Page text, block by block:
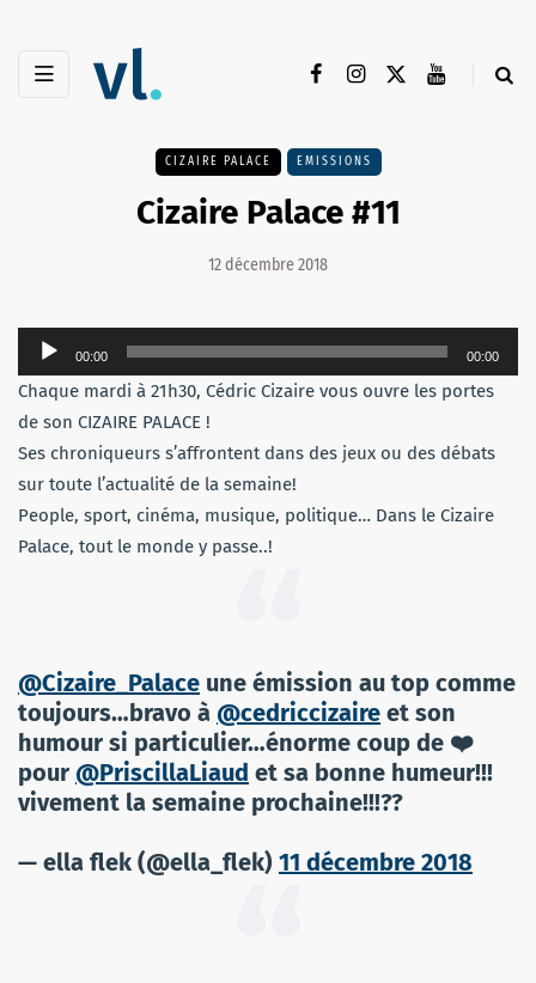
CIZAIRE PALACE EMISSIONS
Cizaire Palace #11
12 décembre 2018
Lecteur
audio
00:00 00:00
Chaque mardi à 21h30, Cédric Cizaire vous ouvre les portes
de son CIZAIRE PALACE !
Ses chroniqueurs s’affrontent dans des jeux ou des débats
sur toute l’actualité de la semaine!
People, sport, cinéma, musique, politique… Dans le Cizaire
Palace, tout le monde y passe..!
@Cizaire_Palace une émission au top comme
toujours…bravo à @cedriccizaire et son
humour si particulier…énorme coup de ❤️
pour @PriscillaLiaud et sa bonne humeur!!!
vivement la semaine prochaine!!!??
— ella flek (@ella_flek) 11 décembre 2018